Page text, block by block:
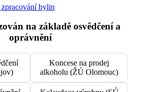
bylin
na základě osvědčení a
oprávnění
Koncese na prodej
alkoholu (ŽÚ Olomouc)